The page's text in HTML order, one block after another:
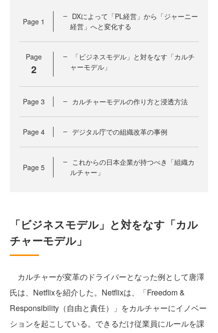
Page 1
DXによって「PL経営」から「ジャーニー
経営」へと変化する
Page
2
「ビジネスモデル」と対をなす「カルチ
ャーモデル」
Page 3 カルチャーモデルの作り方と浸透方法
Page 4 デジタル庁での組織改革の事例
Page 5
これからの日本企業が持つべき「組織カ
ルチャー」
「ビジネスモデル」と対をなす「カル
チャーモデル」
カルチャーが変革のドライバーとなった例として唐澤
氏は、Netflixを紹介した。Netflixは、「Freedom &
Responsibility（自由と責任）」をカルチャーにイノベー
ションを起こしている。できるだけ従業員にルールを課